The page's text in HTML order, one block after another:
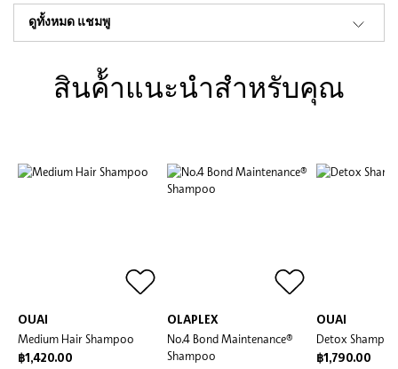
มากมาย!
ดูทั้งหมด แชมพู
สินค้้าแนะนำสำหรับคุณ
OUAI
Medium Hair Shampoo
฿1,420.00
OLAPLEX
No.4 Bond Maintenance®
Shampoo
OUAI
Detox Shampoo
฿1,790.00